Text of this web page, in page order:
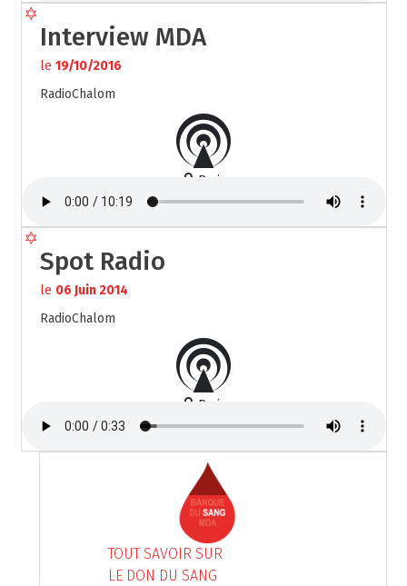
Interview MDA
le 19/10/2016
RadioChalom
Paris
Spot Radio
le 06 Juin 2014
RadioChalom
Paris
TOUT SAVOIR SUR
LE DON DU SANG